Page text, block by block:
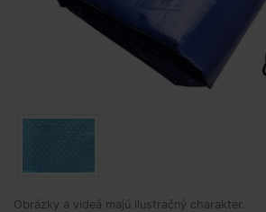
Obrázky a videá majú ilustračný charakter.